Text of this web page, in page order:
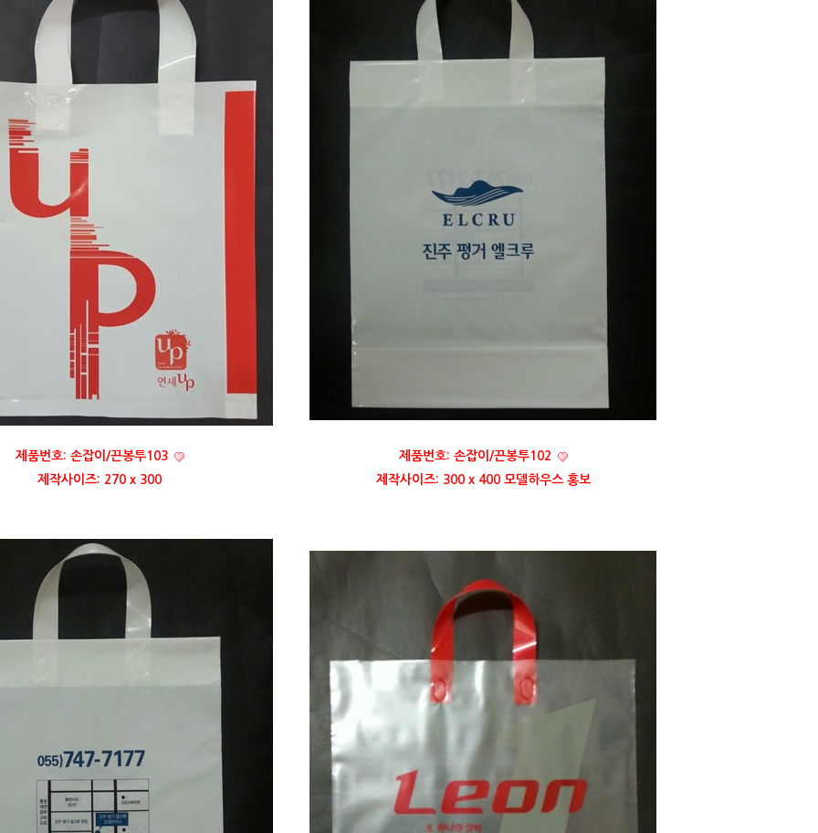
제품번호: 손잡이/끈봉투103
제작사이즈: 270 x 300
제품번호: 손잡이/끈봉투102
제작사이즈: 300 x 400 모델하우스 홍보